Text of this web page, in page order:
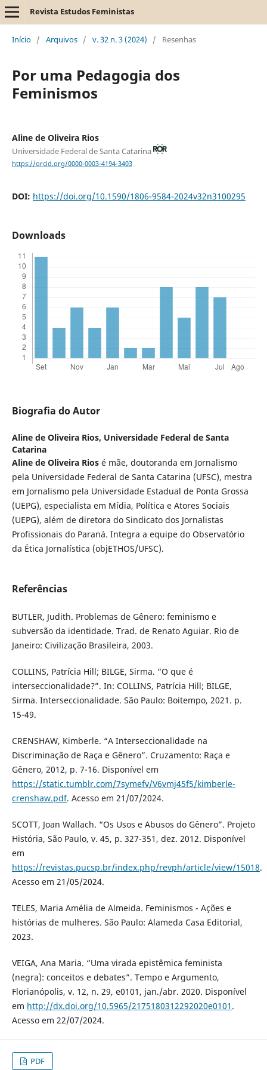
Revista Estudos Feministas
Início / Arquivos / v. 32 n. 3 (2024) / Resenhas
Por uma Pedagogia dos
Feminismos
Aline de Oliveira Rios
Universidade Federal de Santa Catarina
https://orcid.org/0000-0003-4194-3403
DOI: https://doi.org/10.1590/1806-9584-2024v32n3100295
Downloads
Biografia do Autor
Aline de Oliveira Rios, Universidade Federal de Santa
Catarina
Aline de Oliveira Rios é mãe, doutoranda em Jornalismo
pela Universidade Federal de Santa Catarina (UFSC), mestra
em Jornalismo pela Universidade Estadual de Ponta Grossa
(UEPG), especialista em Mídia, Política e Atores Sociais
(UEPG), além de diretora do Sindicato dos Jornalistas
Profissionais do Paraná. Integra a equipe do Observatório
da Ética Jornalística (objETHOS/UFSC).
Referências
BUTLER, Judith. Problemas de Gênero: feminismo e
subversão da identidade. Trad. de Renato Aguiar. Rio de
Janeiro: Civilização Brasileira, 2003.
COLLINS, Patrícia Hill; BILGE, Sirma. “O que é
interseccionalidade?”. In: COLLINS, Patrícia Hill; BILGE,
Sirma. Interseccionalidade. São Paulo: Boitempo, 2021. p.
15-49.
CRENSHAW, Kimberle. “A Interseccionalidade na
Discriminação de Raça e Gênero”. Cruzamento: Raça e
Gênero, 2012, p. 7-16. Disponível em
https://static.tumblr.com/7symefv/V6vmj45f5/kimberle-
crenshaw.pdf. Acesso em 21/07/2024.
SCOTT, Joan Wallach. “Os Usos e Abusos do Gênero”. Projeto
História, São Paulo, v. 45, p. 327-351, dez. 2012. Disponível
em
https://revistas.pucsp.br/index.php/revph/article/view/15018.
Acesso em 21/05/2024.
TELES, Maria Amélia de Almeida. Feminismos - Ações e
histórias de mulheres. São Paulo: Alameda Casa Editorial,
2023.
VEIGA, Ana Maria. “Uma virada epistêmica feminista
(negra): conceitos e debates”. Tempo e Argumento,
Florianópolis, v. 12, n. 29, e0101, jan./abr. 2020. Disponível
em http://dx.doi.org/10.5965/2175180312292020e0101 .
Acesso em 22/07/2024.
PDF